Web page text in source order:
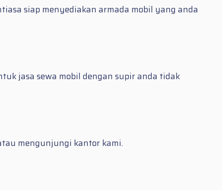
siap menyediakan armada mobil yang anda
jasa sewa mobil dengan supir anda tidak
mengunjungi kantor kami.